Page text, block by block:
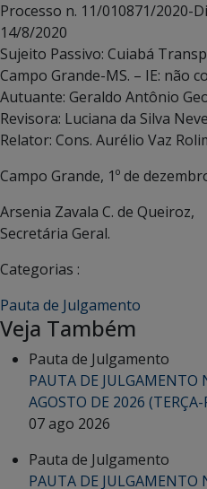
Processo n. 11/010871/2020-
14/8/2020
Sujeito Passivo: Cuiabá
Campo Grande-MS. – IE: não
Autuante: Geraldo Antônio
Revisora: Luciana da Silva
Relator: Cons. Aurélio Vaz
Campo Grande, 1º de
Arsenia Zavala C. de Queiroz,
Secretária Geral.
Categorias :
Pauta de Julgamento
Veja Também
Pauta de Julgamento
PAUTA DE JULGAMENTO
AGOSTO DE 2026 (TERÇA-
07 ago 2026
Pauta de Julgamento
PAUTA DE JULGAMENTO